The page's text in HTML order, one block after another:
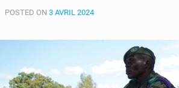
POSTED ON 3 AVRIL 2024